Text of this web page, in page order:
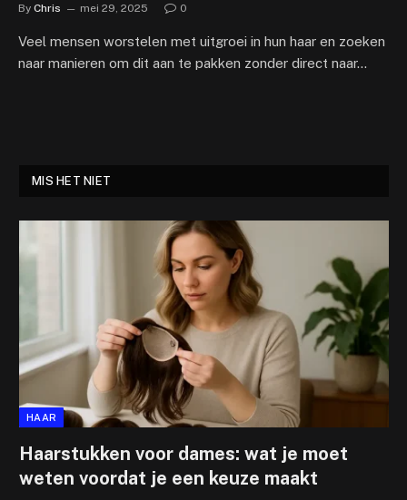
By Chris mei 29, 2025 0
Veel mensen worstelen met uitgroei in hun haar en zoeken
naar manieren om dit aan te pakken zonder direct naar…
MIS HET NIET
HAAR
Haarstukken voor dames: wat je moet
weten voordat je een keuze maakt